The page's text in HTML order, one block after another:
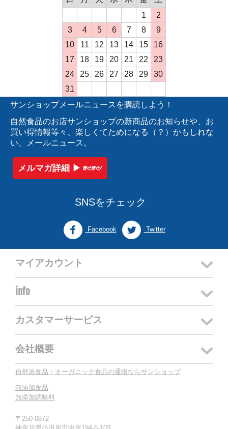
1
2
3
4 5 6 7 8
9
10
11 12 13 14 15
16
17
18 19 20 21 22
23
24
25 26 27 28 29
30
31
サンショップメールニュースを購読しよう！
自然食品のお店サンショップの新商品のお知らせや、お
買い得情報等々、楽しくてためになる（？）かもしれな
い、メールニュース。
メルマガ詳細 ▶︎
SNSをチェック
Facebook Twitter
マイアカウント
info
カスタマーサービス
会社概要
自然派食品・オーガニック食品の通販ならサンショップ
無添加食品
無添加調味料
〒250-0872